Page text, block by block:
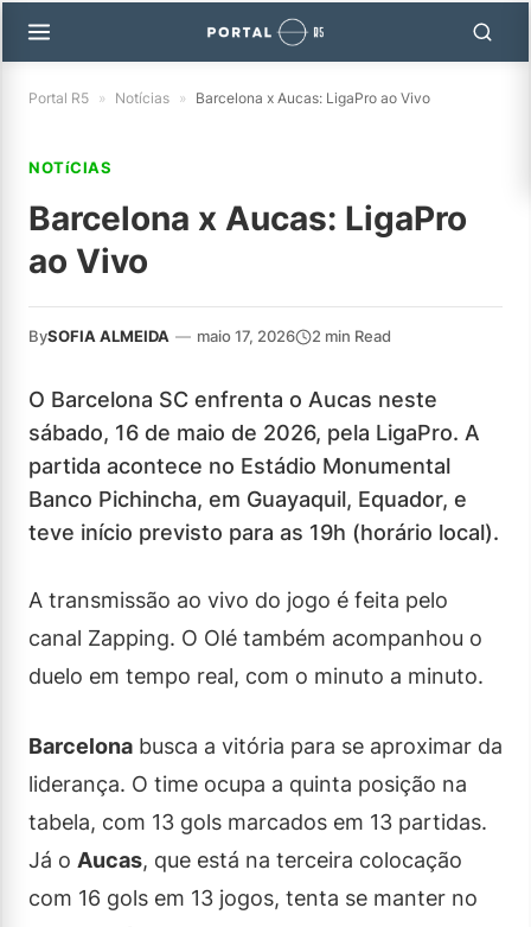
Portal R5 » Notícias » Barcelona x Aucas: LigaPro ao Vivo
NOTíCIAS
Barcelona x Aucas: LigaPro
ao Vivo
BySOFIA ALMEIDA — maio 17, 2026 2 min Read
O Barcelona SC enfrenta o Aucas neste
sábado, 16 de maio de 2026, pela LigaPro. A
partida acontece no Estádio Monumental
Banco Pichincha, em Guayaquil, Equador, e
teve início previsto para as 19h (horário local).
A transmissão ao vivo do jogo é feita pelo
canal Zapping. O Olé também acompanhou o
duelo em tempo real, com o minuto a minuto.
Barcelona busca a vitória para se aproximar da
liderança. O time ocupa a quinta posição na
tabela, com 13 gols marcados em 13 partidas.
Já o Aucas, que está na terceira colocação
com 16 gols em 13 jogos, tenta se manter no